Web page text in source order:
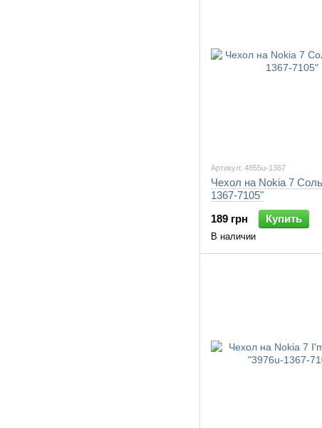
Артикул: 4855u-1367
Чехол на Nokia 7
1367-7105"
189 грн
Купить
В наличии